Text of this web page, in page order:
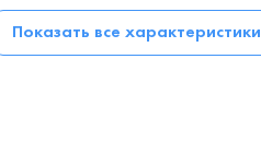
Показать все характеристики